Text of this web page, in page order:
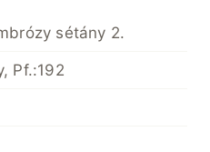
sétány 2.
Pf.:192